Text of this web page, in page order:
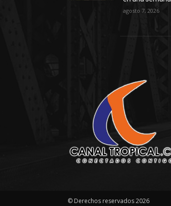
agosto 7, 2026
© Derechos reservados 2026